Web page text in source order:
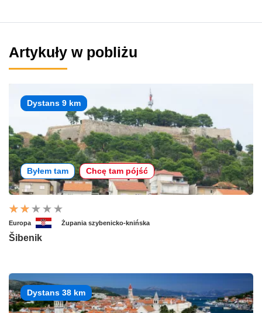
Artykuły w pobliżu
Dystans 9 km
Byłem tam Chcę tam pójść
Europa Żupania szybenicko-knińska
Šibenik
Dystans 38 km